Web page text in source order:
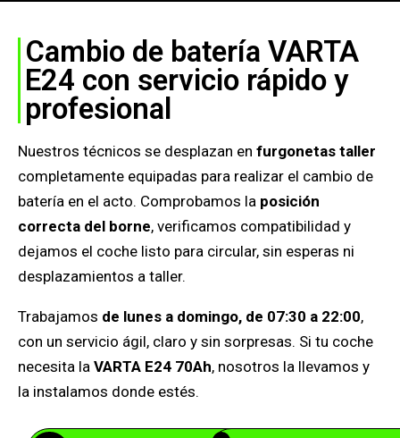
Cambio de batería VARTA
E24 con servicio rápido y
profesional
Nuestros técnicos se desplazan en furgonetas taller
completamente equipadas para realizar el cambio de
batería en el acto. Comprobamos la posición
correcta del borne, verificamos compatibilidad y
dejamos el coche listo para circular, sin esperas ni
desplazamientos a taller.
Trabajamos de lunes a domingo, de 07:30 a 22:00,
con un servicio ágil, claro y sin sorpresas. Si tu coche
necesita la VARTA E24 70Ah, nosotros la llevamos y
la instalamos donde estés.